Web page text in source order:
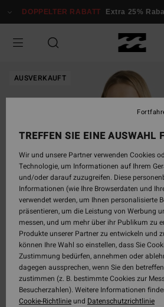
zur
springen
DOPPELTER RABATT Extra 25%
AUSVERKAUFT
TREFFEN SIE EINE AUSWAHL
Wir und unsere Partner verwenden Cookies
Technologie, um Informationen auf Ihrem
und/oder darauf zuzugreifen. Diese
Informationen (wie Ihre Browserdaten und
verwendet werden, um Ihnen personalisierte
präsentieren, um die Leistung von Werbung
messen, und um mehr über ihr Publikum zu
Produkte unserer Partner zu entwickeln und
können Ihre Wahl so einstellen, dass Sie
Zustimmung bedürfen, annehmen oder
dagegen aussprechen, wenn Sie den
zustimmen (z. B. bestimmte Cookies zur
Besucherzahlen). Weitere Informationen
Cookie-Richtlinieund Datenschutzrichtlinie